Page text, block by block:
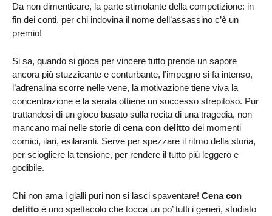
Da non dimenticare, la parte stimolante della competizione: in
fin dei conti, per chi indovina il nome dell’assassino c’è un
premio!
Si sa, quando si gioca per vincere tutto prende un sapore
ancora più stuzzicante e conturbante, l’impegno si fa intenso,
l’adrenalina scorre nelle vene, la motivazione tiene viva la
concentrazione e la serata ottiene un successo strepitoso. Pur
trattandosi di un gioco basato sulla recita di una tragedia, non
mancano mai nelle storie di cena con delitto dei momenti
comici, ilari, esilaranti. Serve per spezzare il ritmo della storia,
per sciogliere la tensione, per rendere il tutto più leggero e
godibile.
Chi non ama i gialli puri non si lasci spaventare! Cena con
delitto è uno spettacolo che tocca un po’ tutti i generi, studiato